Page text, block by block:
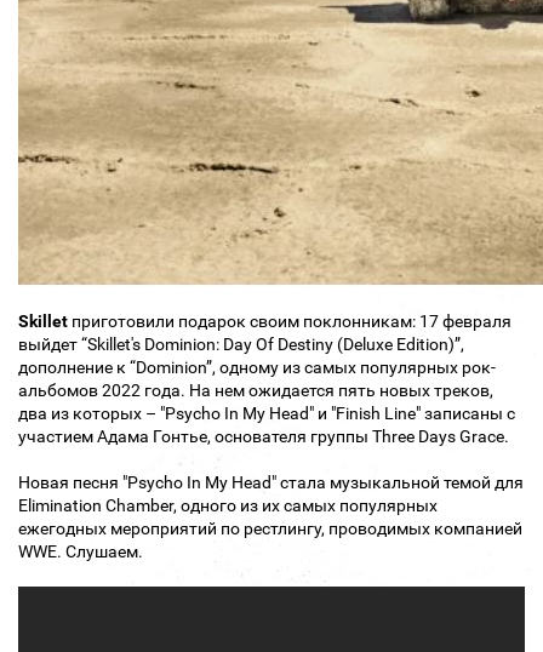
Skillet приготовили подарок своим поклонникам: 17 февраля
выйдет “Skillet's Dominion: Day Of Destiny (Deluxe Edition)”,
дополнение к “Dominion”, одному из самых популярных рок-
альбомов 2022 года. На нем ожидается пять новых треков,
два из которых – "Psycho In My Head" и "Finish Line" записаны с
участием Адама Гонтье, основателя группы Three Days Grace.
Новая песня "Psycho In My Head" стала музыкальной темой для
Elimination Chamber, одного из их самых популярных
ежегодных мероприятий по рестлингу, проводимых компанией
WWE. Слушаем.